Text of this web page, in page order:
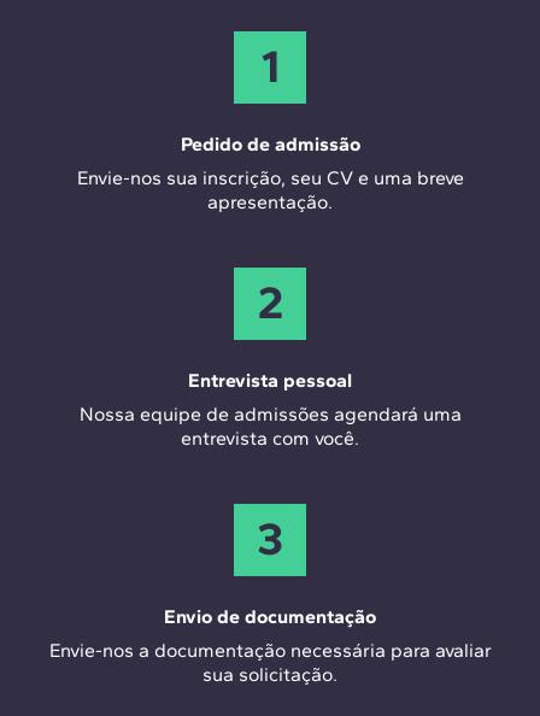
1
Pedido de admissão
Envie-nos sua inscrição, seu CV e uma breve
apresentação.
2
Entrevista pessoal
Nossa equipe de admissões agendará uma
entrevista com você.
3
Envio de documentação
Envie-nos a documentação necessária para avaliar
sua solicitação.